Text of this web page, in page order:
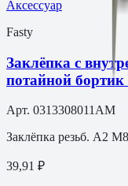
Аксессуар
Fasty
Заклёпка с
потайной бортик
Арт. 0313308011AM
Заклёпка резьб. A2
39,91 ₽